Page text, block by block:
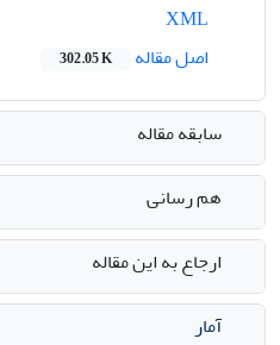
اصل مقاله
302.05 K
سابقه مقاله
هم رسانی
ارجاع به این مقاله
آمار